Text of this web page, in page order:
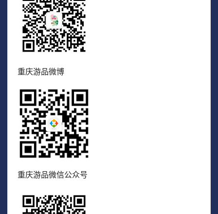
重庆游品微博
重庆游品微信公众号